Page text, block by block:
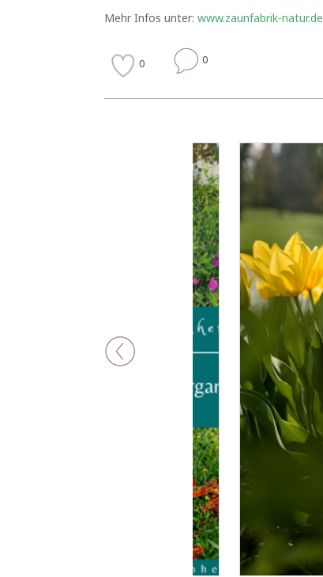
Mehr Infos unter: www.zaunfabrik-natur.de
0 0